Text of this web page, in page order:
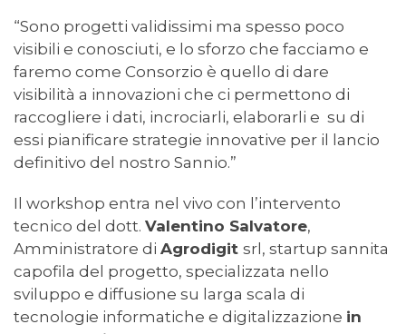
“Sono progetti validissimi ma spesso poco
visibili e conosciuti, e lo sforzo che facciamo e
faremo come Consorzio è quello di dare
visibilità a innovazioni che ci permettono di
raccogliere i dati, incrociarli, elaborarli e su di
essi pianificare strategie innovative per il lancio
definitivo del nostro Sannio.”
Il workshop entra nel vivo con l’intervento
tecnico del dott. Valentino Salvatore,
Amministratore di Agrodigit srl, startup sannita
capofila del progetto, specializzata nello
sviluppo e diffusione su larga scala di
tecnologie informatiche e digitalizzazione in